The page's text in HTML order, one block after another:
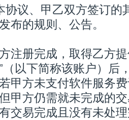
协议、甲乙双方签订的
布的规则、公告。
方注册完成，取得乙方
（以下简称该账户）后
甲方未支付软件服务
甲方仍需就未完成的
交易完成且没有未处